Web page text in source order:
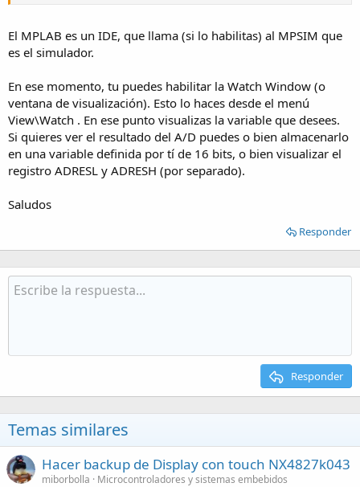
El MPLAB es un IDE, que llama (si lo habilitas) al MPSIM que
es el simulador.
En ese momento, tu puedes habilitar la Watch Window (o
ventana de visualización). Esto lo haces desde el menú
View\Watch . En ese punto visualizas la variable que desees.
Si quieres ver el resultado del A/D puedes o bien almacenarlo
en una variable definida por tí de 16 bits, o bien visualizar el
registro ADRESL y ADRESH (por separado).
Saludos
Responder
Responder
Temas similares
Hacer backup de Display con touch NX4827k043
miborbolla
Microcontroladores y sistemas embebidos